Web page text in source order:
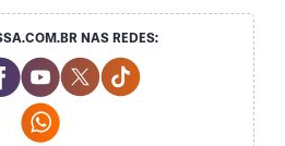
NAS REDES:
Social Media
Facebook Social Media
Youtube Social Media
Twitter Social Media
Tiktok Social
Whatsapp Social Media